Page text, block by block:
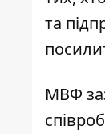
та
МВФ